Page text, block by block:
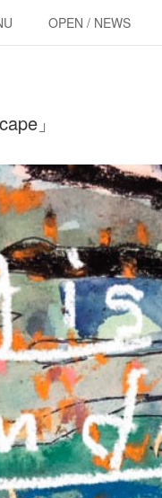
OPEN / NEWS
」